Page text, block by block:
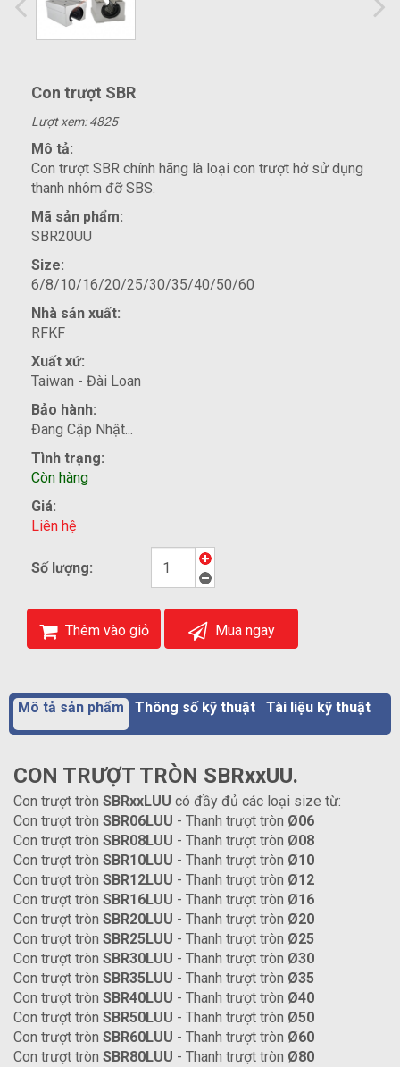
Con trượt SBR
Lượt xem: 4825
Mô tả:
Con trượt SBR chính hãng là loại con trượt hở sử dụng
thanh nhôm đỡ SBS.
Mã sản phẩm:
SBR20UU
Size:
6/8/10/16/20/25/30/35/40/50/60
Nhà sản xuất:
RFKF
Xuất xứ:
Taiwan - Đài Loan
Bảo hành:
Đang Cập Nhật...
Tình trạng:
Còn hàng
Giá:
Liên hệ
Số lượng:
Thêm vào giỏ Mua ngay
Mô tả sản phẩm Thông số kỹ thuật Tài liệu kỹ thuật
CON TRƯỢT TRÒN SBRxxUU.
Con trượt tròn SBRxxLUU có đầy đủ các loại size từ:
Con trượt tròn SBR06LUU - Thanh trượt tròn Ø06
Con trượt tròn SBR08LUU - Thanh trượt tròn Ø08
Con trượt tròn SBR10LUU - Thanh trượt tròn Ø10
Con trượt tròn SBR12LUU - Thanh trượt tròn Ø12
Con trượt tròn SBR16LUU - Thanh trượt tròn Ø16
Con trượt tròn SBR20LUU - Thanh trượt tròn Ø20
Con trượt tròn SBR25LUU - Thanh trượt tròn Ø25
Con trượt tròn SBR30LUU - Thanh trượt tròn Ø30
Con trượt tròn SBR35LUU - Thanh trượt tròn Ø35
Con trượt tròn SBR40LUU - Thanh trượt tròn Ø40
Con trượt tròn SBR50LUU - Thanh trượt tròn Ø50
Con trượt tròn SBR60LUU - Thanh trượt tròn Ø60
Con trượt tròn SBR80LUU - Thanh trượt tròn Ø80